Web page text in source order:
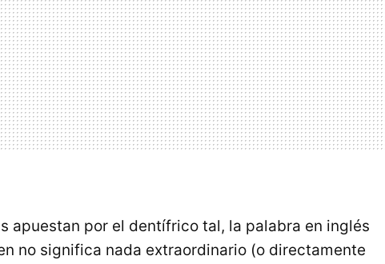
apuestan por el dentífrico tal, la palabra en inglés
no significa nada extraordinario (o directamente